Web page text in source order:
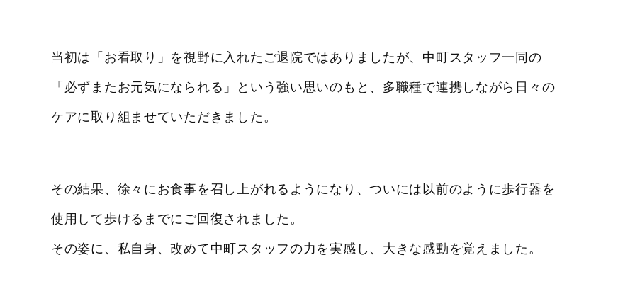
当初は「お看取り」を視野に入れたご退院ではありましたが、中町スタッフ一同の
「必ずまたお元気になられる」という強い思いのもと、多職種で連携しながら日々の
ケアに取り組ませていただきました。
その結果、徐々にお食事を召し上がれるようになり、ついには以前のように歩行器を
使用して歩けるまでにご回復されました。
その姿に、私自身、改めて中町スタッフの力を実感し、大きな感動を覚えました。